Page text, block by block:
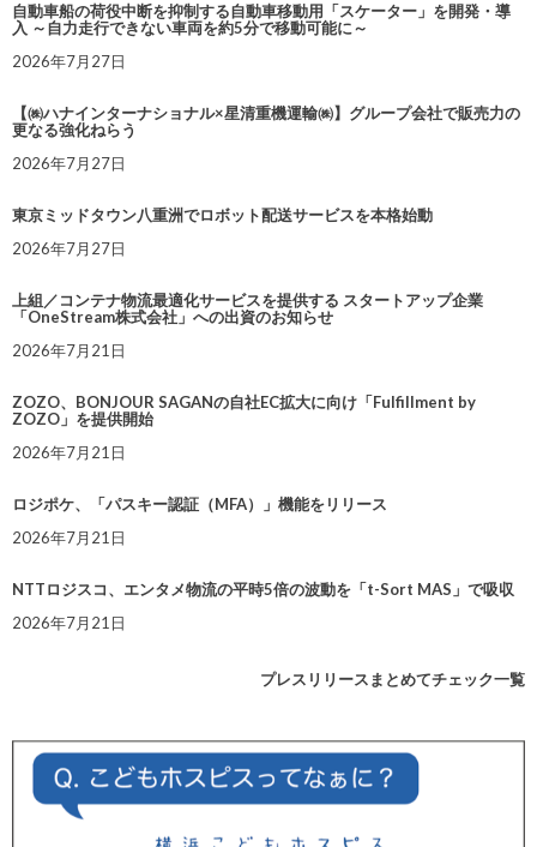
自動車船の荷役中断を抑制する自動車移動用「スケーター」を開発・導
入 ～自力走行できない車両を約5分で移動可能に～
2026年7月27日
【㈱ハナインターナショナル×星清重機運輸㈱】グループ会社で販売力の
更なる強化ねらう
2026年7月27日
東京ミッドタウン八重洲でロボット配送サービスを本格始動
2026年7月27日
上組／コンテナ物流最適化サービスを提供する スタートアップ企業
「OneStream株式会社」への出資のお知らせ
2026年7月21日
ZOZO、BONJOUR SAGANの自社EC拡大に向け「Fulfillment by
ZOZO」を提供開始
2026年7月21日
ロジポケ、「パスキー認証（MFA）」機能をリリース
2026年7月21日
NTTロジスコ、エンタメ物流の平時5倍の波動を「t-Sort MAS」で吸収
2026年7月21日
プレスリリースまとめてチェック一覧